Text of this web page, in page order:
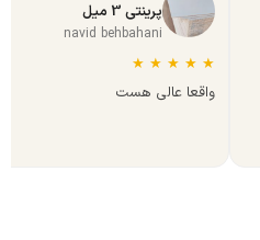
پرینتی 3 میل
navid behbahani
★
★
★
★
★
واقعا عالی هست